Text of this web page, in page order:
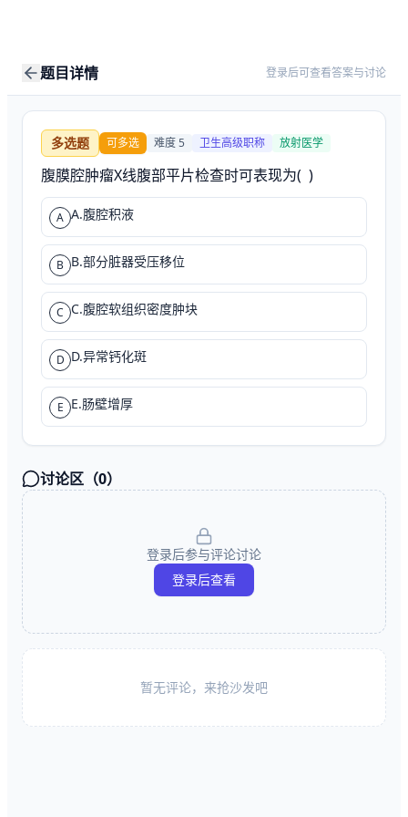
题目详情 登录后可查看答案与讨论
多选题 可多选 难度5 卫生高级职称 放射医学
腹膜腔肿瘤X线腹部平片检查时可表现为(  )
A A.腹腔积液
B B.部分脏器受压移位
C C.腹腔软组织密度肿块
D D.异常钙化斑
E E.肠壁增厚
讨论区（0）
登录后参与评论讨论
登录后查看
暂无评论，来抢沙发吧